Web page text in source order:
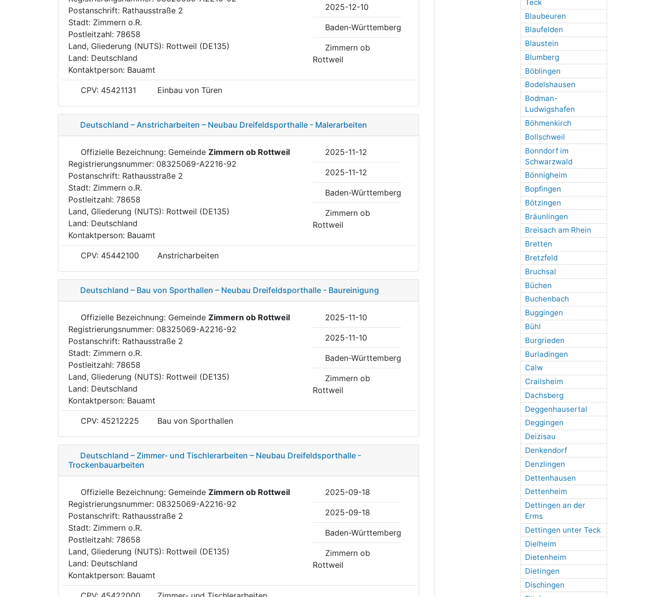
Teck
Blaubeuren
Blaufelden
Blaustein
Blumberg
Böblingen
Bodelshausen
Bodman-
Ludwigshafen
Böhmenkirch
Bollschweil
Bonndorf im
Schwarzwald
Bönnigheim
Bopfingen
Bötzingen
Bräunlingen
Breisach am Rhein
Bretten
Bretzfeld
Bruchsal
Büchen
Buchenbach
Buggingen
Bühl
Burgrieden
Burladingen
Calw
Crailsheim
Dachsberg
Deggenhausertal
Deggingen
Deizisau
Denkendorf
Denzlingen
Dettenhausen
Dettenheim
Dettingen an der
Erms
Dettingen unter Teck
Dielheim
Dietenheim
Dietingen
Dischingen
Postanschrift: Rathausstraße 2
Stadt: Zimmern o.R.
Postleitzahl: 78658
Land, Gliederung (NUTS): Rottweil (DE135)
Land: Deutschland
Kontaktperson: Bauamt
2025-12-10
Baden-Württemberg
Zimmern ob
Rottweil
CPV: 45421131 Einbau von Türen
Deutschland – Anstricharbeiten – Neubau Dreifeldsporthalle - Malerarbeiten
Offizielle Bezeichnung: Gemeinde Zimmern ob Rottweil
Registrierungsnummer: 08325069-A2216-92
Postanschrift: Rathausstraße 2
Stadt: Zimmern o.R.
Postleitzahl: 78658
Land, Gliederung (NUTS): Rottweil (DE135)
Land: Deutschland
Kontaktperson: Bauamt
2025-11-12
2025-11-12
Baden-Württemberg
Zimmern ob
Rottweil
CPV: 45442100 Anstricharbeiten
Deutschland – Bau von Sporthallen – Neubau Dreifeldsporthalle - Baureinigung
Offizielle Bezeichnung: Gemeinde Zimmern ob Rottweil
Registrierungsnummer: 08325069-A2216-92
Postanschrift: Rathausstraße 2
Stadt: Zimmern o.R.
Postleitzahl: 78658
Land, Gliederung (NUTS): Rottweil (DE135)
Land: Deutschland
Kontaktperson: Bauamt
2025-11-10
2025-11-10
Baden-Württemberg
Zimmern ob
Rottweil
CPV: 45212225 Bau von Sporthallen
Deutschland – Zimmer- und Tischlerarbeiten – Neubau Dreifeldsporthalle -
Trockenbauarbeiten
Offizielle Bezeichnung: Gemeinde Zimmern ob Rottweil
Registrierungsnummer: 08325069-A2216-92
Postanschrift: Rathausstraße 2
Stadt: Zimmern o.R.
Postleitzahl: 78658
Land, Gliederung (NUTS): Rottweil (DE135)
Land: Deutschland
Kontaktperson: Bauamt
2025-09-18
2025-09-18
Baden-Württemberg
Zimmern ob
Rottweil